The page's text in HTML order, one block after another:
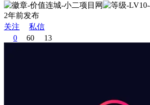
2年前发布
关注
私信
0
60 13